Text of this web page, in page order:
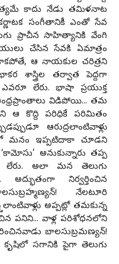
కాదు నేడు త‌మిళనాట
సంగీతానికీ ఎంతో సేవ
ప్రాచీన సాహిత్యానికి వేంగి
చేసిన సేవ‌కి ఏమాత్రం
ఆ నాయ‌కుల చ‌రిత్ర‌ని
శాస్త్రిల త‌ర్వాత పెద్ద‌గా
ఎవ‌రూ లేరు. భాషా ప్ర‌యుక్త
విడిపోయి... త‌మ
ఆ కొద్ది ప‌రిధికే ప‌రిమితం
ఆరుద్ర‌లాంటివాళ్లు
మ‌నం ఇప్ప‌టిదాకా చూడ‌ని
అనుకున్నారు త‌ప్ప
లేరు. అలా మ‌న తెలుగు
అద్భుతంగా నిర్వ‌ర్తించిన
నేల‌టూరి
అప్ప‌ట్లో త‌మ‌కున్న
ప‌నిని... వాళ్ల ప‌రిశోధ‌న‌లోని
బాలసుబ్ర‌మ‌ణ్య‌న్‌!
స‌గానికి పైగా తెలుగు